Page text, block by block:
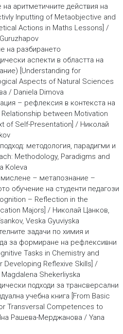
аритметичните действия на
Inputting of Metaobjective and
Actions in Maths Lessons] /
на разбирането
аспекти в областта на
[Understanding for
Aspects of Natural Sciences
/ Daniela Dimova
– рефлексия в контекста на
between Motivation
of Self-Presentation] / Николай
методология, парадигми и
Methodology, Paradigms and
Koleva
мислене – метапознание –
обучение на студенти педагози
– Reflection in the
Majors] / Николай Цанков,
Veska Gyuviyska
задачи по химия и
за формиране на рефлексивни
Tasks in Chemistry and
Developing Reflexive Skills] /
Shekerliyska
подходи за трансверсални
учебна книга [From Basic
Transversal Competences to
Рашева-Мерджанова / Yana